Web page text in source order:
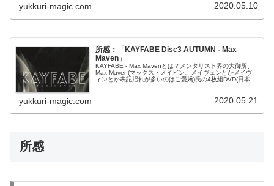
yukkuri-magic.com 2020.05.10
所感：「KAYFABE Disc3 AUTUMN - Max
Maven」
KAYFABE - Max Mavenとは？メンタリスト界の大御所、
Max Maven(マックス・メイビン、メイヴェンとかメイヴ
ィンとか表記揺れが多いのはご愛嬌)氏の4枚組DVD(日本語
yukkuri-magic.com 2020.05.21
所感